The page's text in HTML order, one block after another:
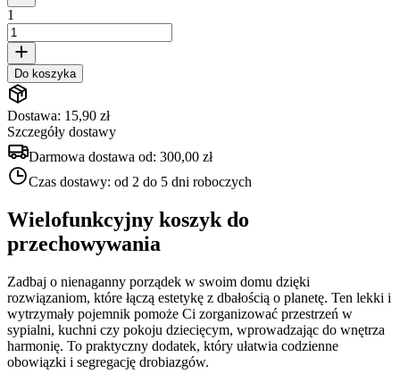
1
Do koszyka
Dostawa: 15,90 zł
Szczegóły dostawy
Darmowa dostawa od: 300,00 zł
Czas dostawy: od 2 do 5 dni roboczych
Wielofunkcyjny koszyk do
przechowywania
Zadbaj o nienaganny porządek w swoim domu dzięki
rozwiązaniom, które łączą estetykę z dbałością o planetę. Ten lekki i
wytrzymały pojemnik pomoże Ci zorganizować przestrzeń w
sypialni, kuchni czy pokoju dziecięcym, wprowadzając do wnętrza
harmonię. To praktyczny dodatek, który ułatwia codzienne
obowiązki i segregację drobiazgów.